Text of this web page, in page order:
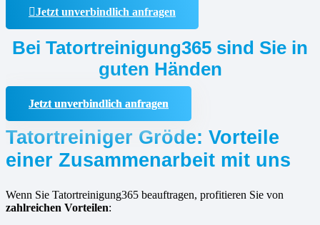
Jetzt unverbindlich anfragen
Bei Tatortreinigung365 sind Sie in
guten Händen
Jetzt unverbindlich anfragen
Tatortreiniger Gröde: Vorteile
einer Zusammenarbeit mit uns
Wenn Sie Tatortreinigung365 beauftragen, profitieren Sie von
zahlreichen Vorteilen: